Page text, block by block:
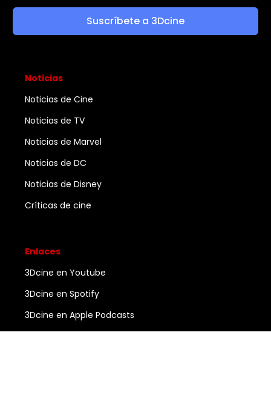
Suscríbete a 3Dcine
Noticias
Noticias de Cine
Noticias de TV
Noticias de Marvel
Noticias de DC
Noticias de Disney
Críticas de cine
Enlaces
3Dcine en Youtube
3Dcine en Spotify
3Dcine en Apple Podcasts